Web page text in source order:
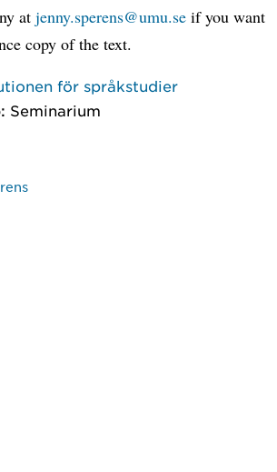
at jenny.sperens@umu.se if you want
copy of the text.
för språkstudier
Seminarium